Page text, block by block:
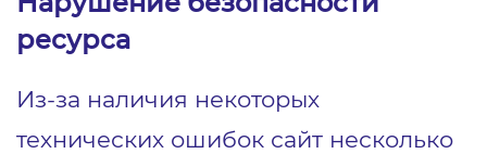
ресурса
Из-за наличия некоторых
технических ошибок сайт несколько